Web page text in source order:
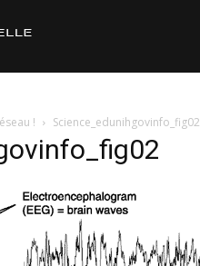
! Science_edunihgovinfo_fig02